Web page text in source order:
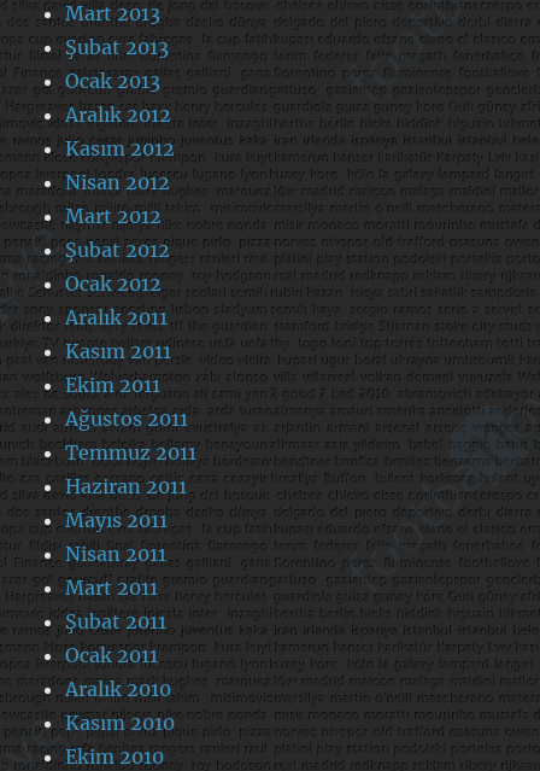
Mart 2013
Şubat 2013
Ocak 2013
Aralık 2012
Kasım 2012
Nisan 2012
Mart 2012
Şubat 2012
Ocak 2012
Aralık 2011
Kasım 2011
Ekim 2011
Ağustos 2011
Temmuz 2011
Haziran 2011
Mayıs 2011
Nisan 2011
Mart 2011
Şubat 2011
Ocak 2011
Aralık 2010
Kasım 2010
Ekim 2010